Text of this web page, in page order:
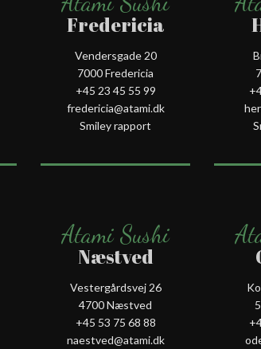
Fredericia
Vendersgade 20
7000 Fredericia
+45 23 45 55 99
fredericia@atami.dk
Smiley rapport
Atami Sushi
Næstved
Vestergårdsvej 26
4700 Næstved
+45 53 75 68 88
naestved@atami.dk